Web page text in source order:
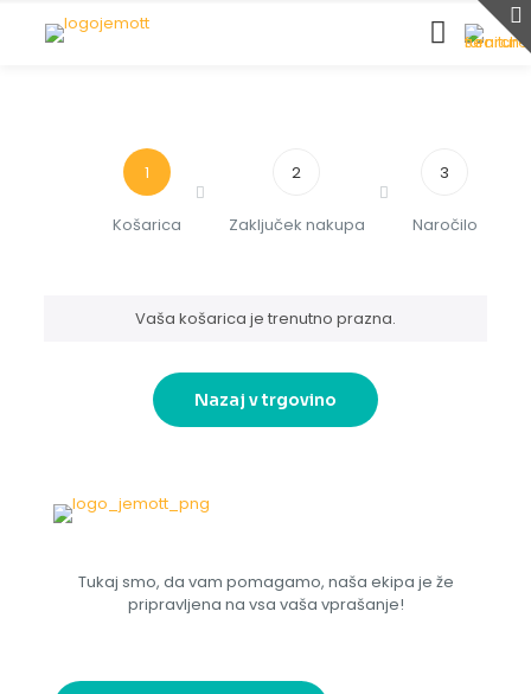
1
Košarica
2
Zaključek nakupa
3
Naročilo
Vaša košarica je trenutno prazna.
Nazaj v trgovino
Tukaj smo, da vam pomagamo, naša ekipa je že
pripravljena na vsa vaša vprašanje!